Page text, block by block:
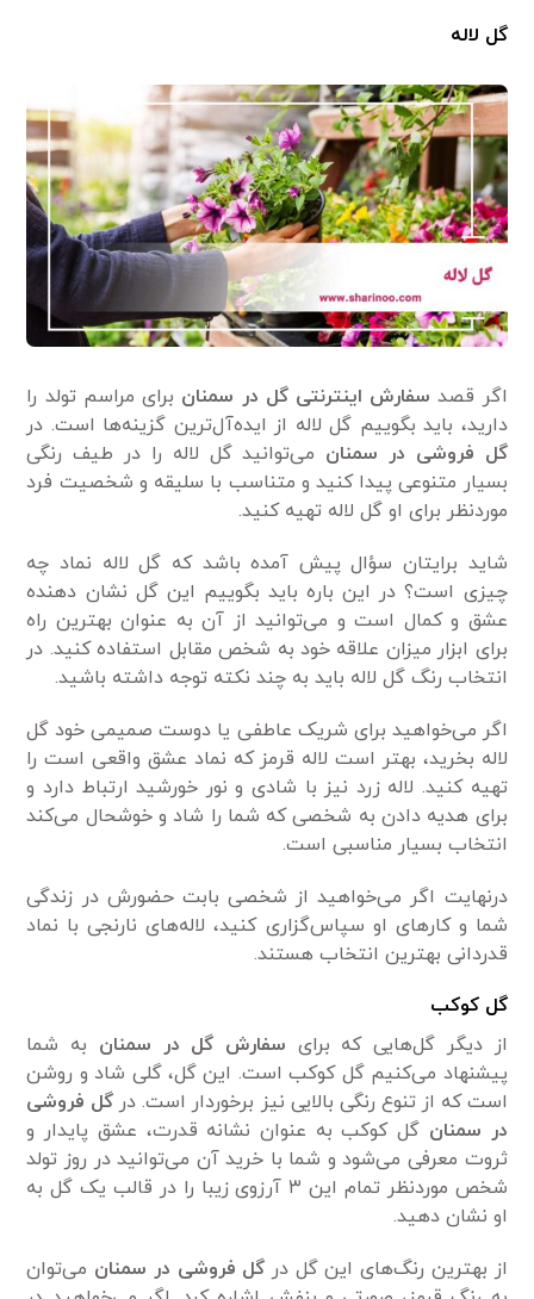
گل لاله
اگر قصد سفارش اینترنتی گل در سمنان برای مراسم تولد را
دارید، باید بگوییم گل لاله از ایده‌آل‌ترین گزینه‌ها است. در
گل فروشی در سمنان می‌توانید گل لاله را در طیف رنگی
بسیار متنوعی پیدا کنید و متناسب با سلیقه و شخصیت فرد
موردنظر برای او گل لاله تهیه کنید.
شاید برایتان سؤال پیش آمده باشد که گل لاله نماد چه
چیزی است؟ در این باره باید بگوییم این گل نشان دهنده
عشق و کمال است و می‌توانید از آن به عنوان بهترین راه
برای ابزار میزان علاقه خود به شخص مقابل استفاده کنید. در
انتخاب رنگ گل لاله باید به چند نکته توجه داشته باشید.
اگر می‌خواهید برای شریک عاطفی یا دوست صمیمی خود گل
لاله بخرید، بهتر است لاله قرمز که نماد عشق واقعی است را
تهیه کنید. لاله زرد نیز با شادی و نور خورشید ارتباط دارد و
برای هدیه دادن به شخصی که شما را شاد و خوشحال می‌کند
انتخاب بسیار مناسبی است.
درنهایت اگر می‌خواهید از شخصی بابت حضورش در زندگی
شما و کار‌های او سپاس‌گزاری کنید، لاله‌های نارنجی با نماد
قدردانی بهترین انتخاب هستند.
گل کوکب
از دیگر گل‌هایی که برای سفارش گل در سمنان به شما
پیشنهاد می‌کنیم گل کوکب است. این گل، گلی شاد و روشن
است که از تنوع رنگی بالایی نیز برخوردار است. در گل فروشی
در سمنان گل کوکب به عنوان نشانه قدرت، عشق پایدار و
ثروت معرفی می‌شود و شما با خرید آن می‌توانید در روز تولد
شخص موردنظر تمام این ۳ آرزوی زیبا را در قالب یک گل به
او نشان دهید.
از بهترین رنگ‌های این گل در گل فروشی در سمنان می‌توان